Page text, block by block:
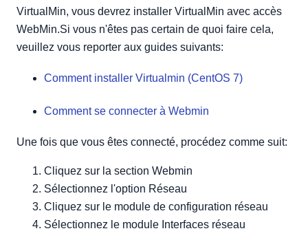
VirtualMin, vous devrez installer VirtualMin avec accès
WebMin.Si vous n'êtes pas certain de quoi faire cela,
veuillez vous reporter aux guides suivants:
Comment installer Virtualmin (CentOS 7)
Comment se connecter à Webmin
Une fois que vous êtes connecté, procédez comme suit:
Cliquez sur la section Webmin
Sélectionnez l'option Réseau
Cliquez sur le module de configuration réseau
Sélectionnez le module Interfaces réseau